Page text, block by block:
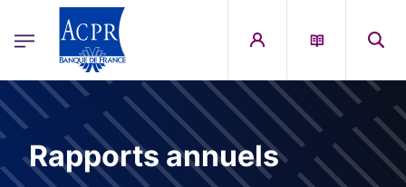
ACPR Menu Principal (French)
Rapports annuels